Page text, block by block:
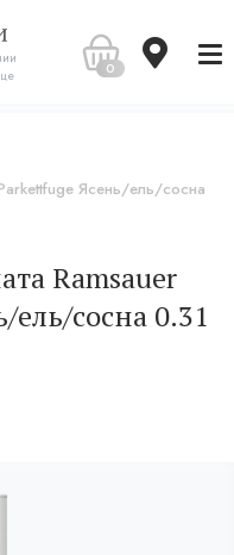
0
Ясень/ель/сосна
Ramsauer
ель/сосна 0.31